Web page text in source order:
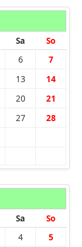
Sa So
6 7
13 14
20 21
27 28
Sa So
4 5